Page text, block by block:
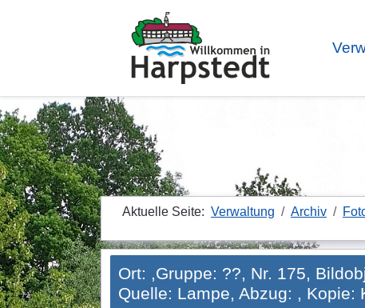
Aktuelle Seite: Verwaltung Archiv
Ort: ,Gruppe: ??, Nr. 175,
Quelle: Lampe, Abzug: , Kopie: